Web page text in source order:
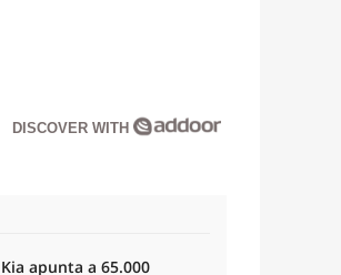
DISCOVER WITH
Kia apunta a 65.000